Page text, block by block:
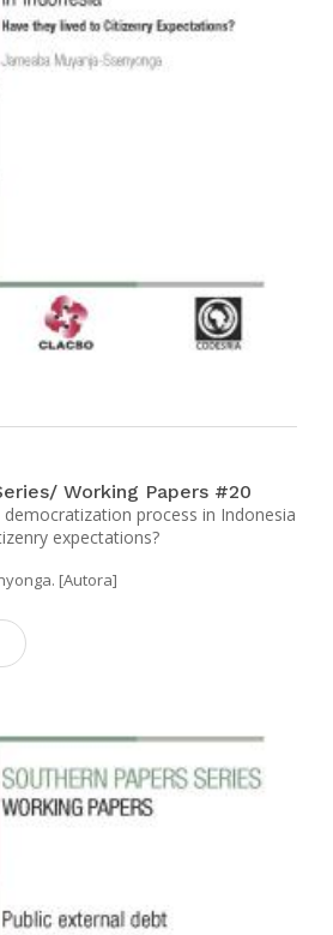
Working Papers #20
process in Indonesia
expectations?
[Autora]